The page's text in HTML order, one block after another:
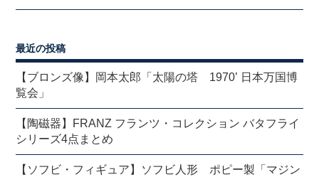
最近の投稿
【ブロンズ像】岡本太郎「太陽の塔 1970’ 日本万国博
覧会」
【陶磁器】FRANZ フランツ・コレクション バタフライ
シリーズ4点まとめ
【ソフビ・フィギュア】ソフビ人形 ポピー製「マジン